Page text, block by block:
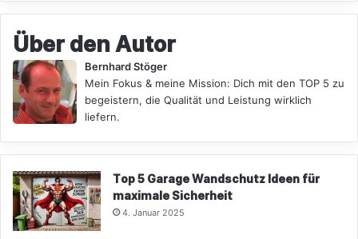
Über den Autor
Bernhard Stöger
Mein Fokus & meine Mission: Dich mit den TOP 5 zu
begeistern, die Qualität und Leistung wirklich
liefern.
Top 5 Garage Wandschutz Ideen für
maximale Sicherheit
4. Januar 2025